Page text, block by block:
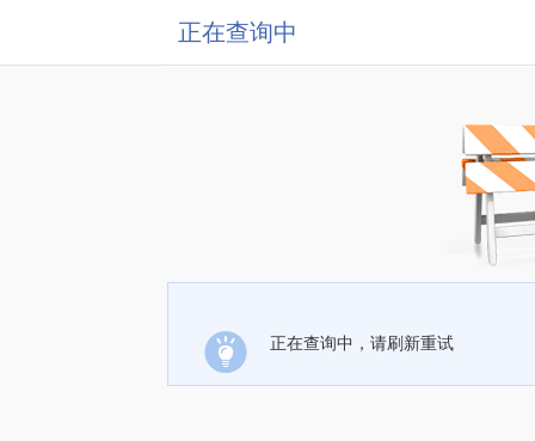
正在查询中
正在查询中，请刷新重试